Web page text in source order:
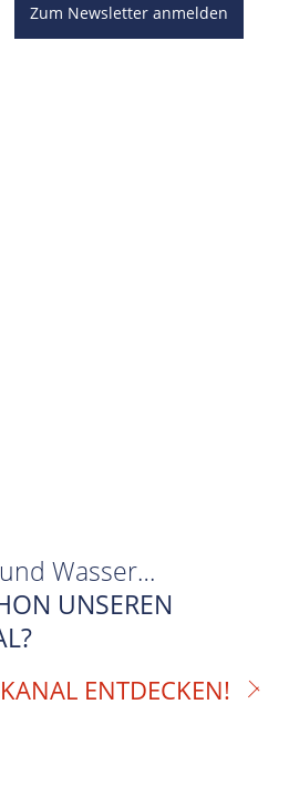
Zum Newsletter anmelden
Wasser…
UNSEREN
ENTDECKEN!